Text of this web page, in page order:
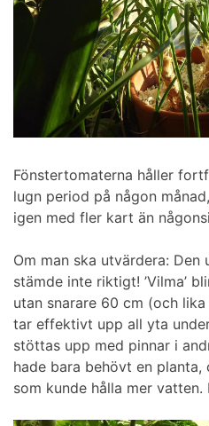
Fönstertomaterna håller
lugn period på någon
igen med fler kart än
Om man ska utvärdera: Den
stämde inte riktigt! ’Vilma’
utan snarare 60 cm (och
tar effektivt upp all yta
stöttas upp med pinnar i
hade bara behövt en
som kunde hålla mer